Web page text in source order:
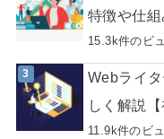
特徴や仕
15.3k件のビ
Webライ
しく解説【
11.9k件のビ